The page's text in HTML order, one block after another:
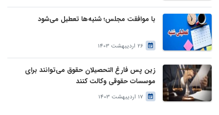
با موافقت مجلس؛ شنبه‌ها تعطیل می‌شود
26 اردیبهشت 1403
زین پس فارغ التحصیلان حقوق می‌توانند برای
موسسات حقوقی وکالت کنند
17 اردیبهشت 1403